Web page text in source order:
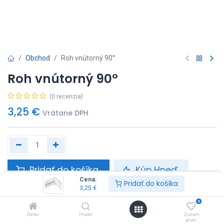
Cena:
3,25 € Pridať do košíka
Domov Hľadať
0
Zoznam
prianí
Obchod Roh vnútorný 90°
Roh vnútorný 90°
(0 recenzia)
3,25 € Vrátane DPH
Pridať do košíka Kúp Hneď
klimatizácia príslušenstvo